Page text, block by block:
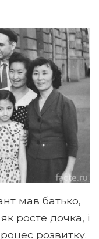
мав батько,
росте дочка, і
розвитку.